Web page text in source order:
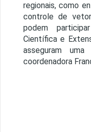
regionais, como
controle de
podem
Científica e
asseguram
coordenadora